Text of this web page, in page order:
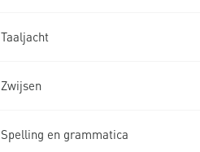
Taaljacht
Zwijsen
Spelling en grammatica